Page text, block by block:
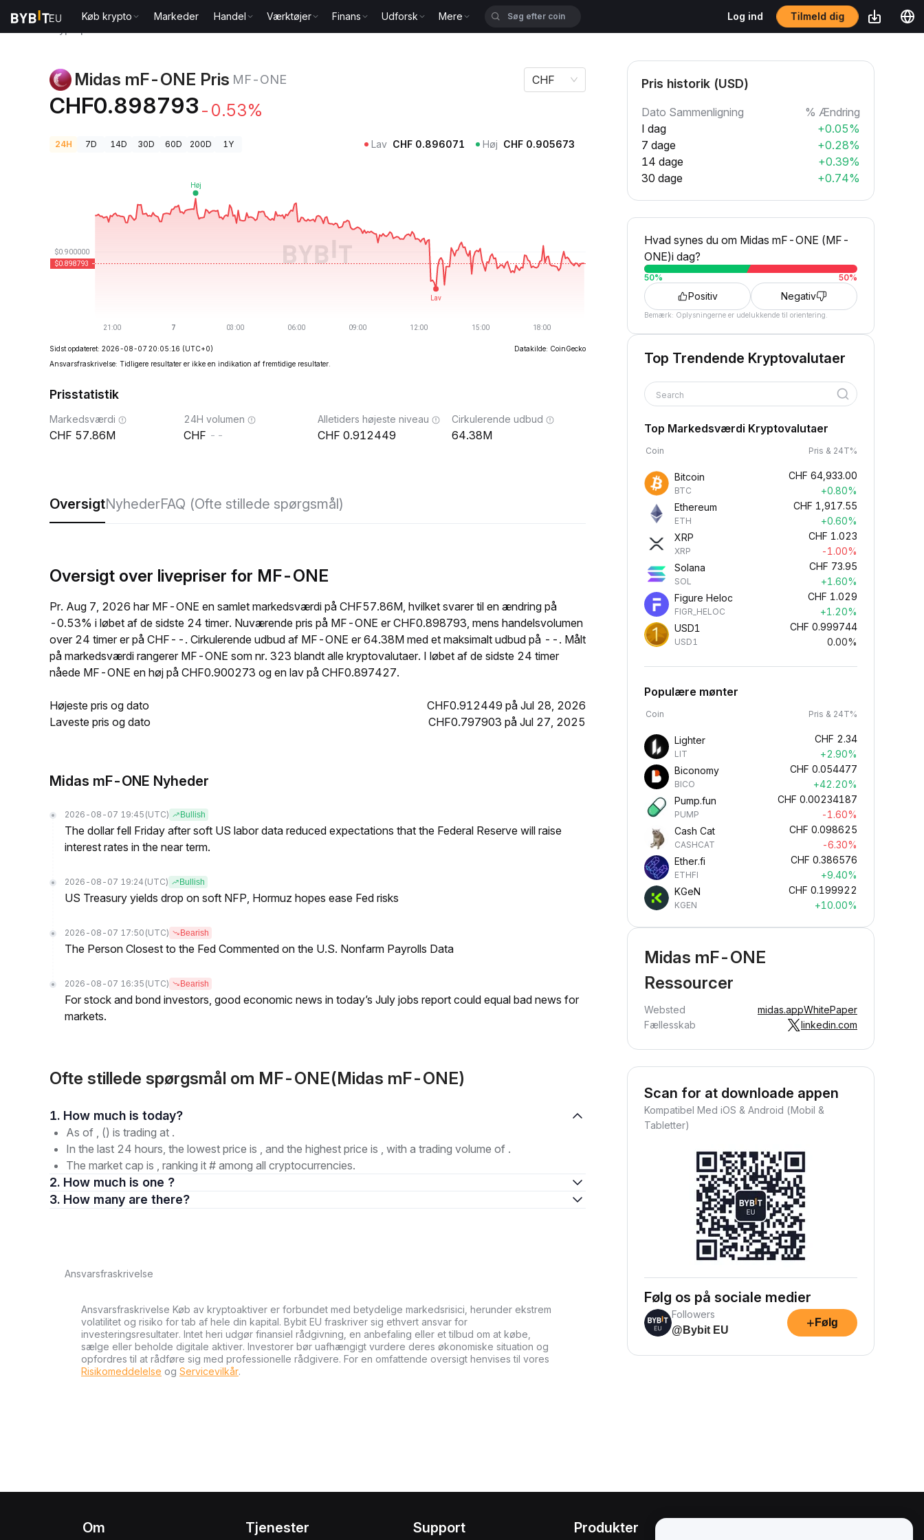
Køb krypto Markeder Handel Værktøjer Finans Udforsk Mere Log ind Tilmeld dig
Midas mF-ONE Pris MF-ONE
CHF0.898793 -0.53%
CHF
24H 7D 14D 30D 60D 200D 1Y Lav CHF 0.896071 Høj CHF 0.905673
Sidst opdateret: 2026-08-07 20:05:16 (UTC+0)
Datakilde: CoinGecko
Ansvarsfraskrivelse: Tidligere resultater er ikke en indikation af fremtidige resultater.
Prisstatistik
Markedsværdi
57.86M
24H volumen
--
Alletiders højeste niveau
0.912449
Cirkulerende udbud
64.38M
OversigtNyhederFAQ (Ofte stillede spørgsmål)
Oversigt over livepriser for MF-ONE
Pr. Aug 7, 2026 har MF-ONE en samlet markedsværdi på CHF57.86M, hvilket svarer til en ændring på
-0.53% i løbet af de sidste 24 timer. Nuværende pris på MF-ONE er CHF0.898793, mens handelsvolumen
over 24 timer er på CHF--. Cirkulerende udbud af MF-ONE er 64.38M med et maksimalt udbud på --. Målt
på markedsværdi rangerer MF-ONE som nr. 323 blandt alle kryptovalutaer. I løbet af de sidste 24 timer
nåede MF-ONE en høj på CHF0.900273 og en lav på CHF0.897427.
Højeste pris og dato
CHF0.912449 på Jul 28, 2026
Laveste pris og dato
CHF0.797903 på Jul 27, 2025
Midas mF-ONE Nyheder
2026-08-07 19:45 (UTC) Bullish
The dollar fell Friday after soft US labor data reduced expectations that the Federal Reserve will raise
interest rates in the near term.
2026-08-07 19:24 (UTC) Bullish
US Treasury yields drop on soft NFP, Hormuz hopes ease Fed risks
2026-08-07 17:50 (UTC) Bearish
The Person Closest to the Fed Commented on the U.S. Nonfarm Payrolls Data
2026-08-07 16:35 (UTC) Bearish
For stock and bond investors, good economic news in today’s July jobs report could equal bad news for
markets.
Ofte stillede spørgsmål om MF-ONE(Midas mF-ONE)
1. How much is today?
As of , () is trading at .
In the last 24 hours, the lowest price is , and the highest price is , with a trading volume of .
The market cap is , ranking it # among all cryptocurrencies.
2. How much is one ?
3. How many are there?
Ansvarsfraskrivelse
Ansvarsfraskrivelse Køb av kryptoaktiver er forbundet med betydelige markedsrisici, herunder ekstrem
volatilitet og risiko for tab af hele din kapital. Bybit EU fraskriver sig ethvert ansvar for
investeringsresultater. Intet heri udgør finansiel rådgivning, en anbefaling eller et tilbud om at købe,
sælge eller beholde digitale aktiver. Investorer bør uafhængigt vurdere deres økonomiske situation og
opfordres til at rådføre sig med professionelle rådgivere. For en omfattende oversigt henvises til vores
Risikomeddelelse og Servicevilkår.
Pris historik (USD)
Dato Sammenligning
% Ændring
I dag
+0.05%
7 dage
+0.28%
14 dage
+0.39%
30 dage
+0.74%
Hvad synes du om Midas mF-ONE (MF-
ONE)i dag?
50% 50%
Positiv Negativ
Bemærk: Oplysningerne er udelukkende til orientering.
Top Trendende Kryptovalutaer
Search
Top Markedsværdi Kryptovalutaer
Coin Pris & 24T%
Bitcoin
BTC
CHF 64,933.00
+0.80%
Ethereum
ETH
CHF 1,917.55
+0.60%
XRP
XRP
CHF 1.023
-1.00%
Solana
SOL
CHF 73.95
+1.60%
Figure Heloc
FIGR_HELOC
CHF 1.029
+1.20%
USD1
USD1
CHF 0.999744
0.00%
Populære mønter
Coin Pris & 24T%
Lighter
LIT
CHF 2.34
+2.90%
Biconomy
BICO
CHF 0.054477
+42.20%
Pump.fun
PUMP
CHF 0.00234187
-1.60%
Cash Cat
CASHCAT
CHF 0.098625
-6.30%
Ether.fi
ETHFI
CHF 0.386576
+9.40%
KGeN
KGEN
CHF 0.199922
+10.00%
Midas mF-ONE
Ressourcer
Websted midas.appWhitePaper
Fællesskab
linkedin.com
Scan for at downloade appen
Kompatibel Med iOS & Android (Mobil &
Tabletter)
Følg os på sociale medier
Followers
@Bybit EU
+ Følg
Om Tjenester Support Produkter